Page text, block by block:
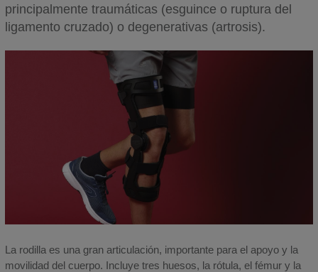
principalmente traumáticas (esguince o ruptura del
ligamento cruzado) o degenerativas (artrosis).
La rodilla es una gran articulación, importante para el apoyo y la
movilidad del cuerpo. Incluye tres huesos, la rótula, el fémur y la